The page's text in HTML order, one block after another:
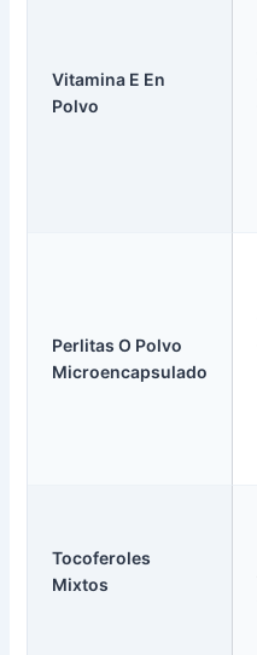
Vitamina E En
Polvo
Perlitas O Polvo
Microencapsulado
Tocoferoles
Mixtos